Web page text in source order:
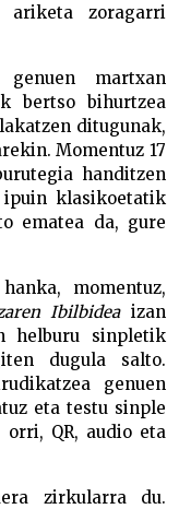
ariketa zoragarri
martxan
bertso bihurtzea
ditugunak,
Momentuz 17
handitzen
ipuin klasikoetatik
ematea da, gure
momentuz,
Ibilbideaizan
helburu sinpletik
dugula salto.
genuen
eta testu sinple
QR, audio eta
zirkularra du.